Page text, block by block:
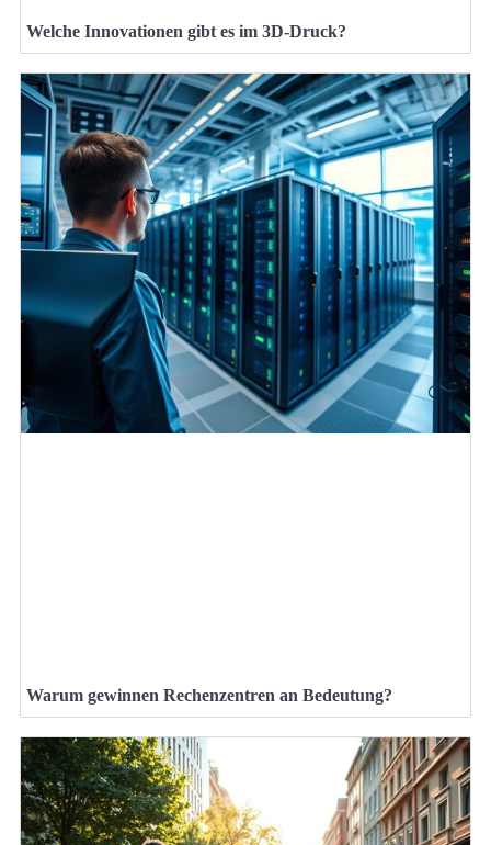
Welche Innovationen gibt es im 3D-Druck?
Warum gewinnen Rechenzentren an Bedeutung?